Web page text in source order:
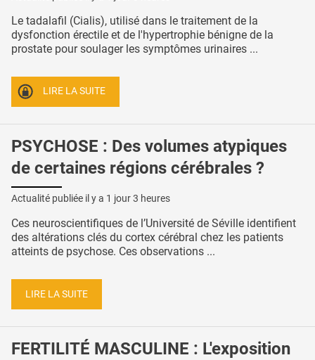
Le tadalafil (Cialis), utilisé dans le traitement de la
dysfonction érectile et de l'hypertrophie bénigne de la
prostate pour soulager les symptômes urinaires ...
LIRE LA SUITE
PSYCHOSE : Des volumes atypiques
de certaines régions cérébrales ?
Actualité publiée il y a 1 jour 3 heures
Ces neuroscientifiques de l’Université de Séville identifient
des altérations clés du cortex cérébral chez les patients
atteints de psychose. Ces observations ...
LIRE LA SUITE
FERTILITÉ MASCULINE : L'exposition